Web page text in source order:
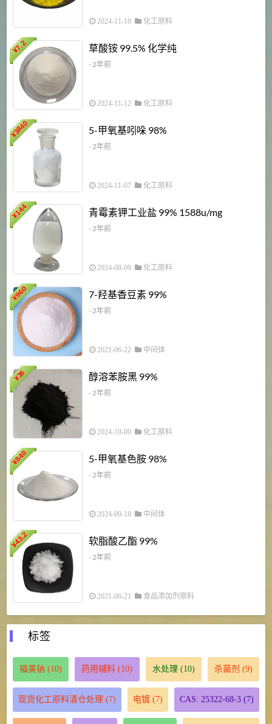
2024-11-18 化工原料
¥
7.2 草酸铵 99.5% 化学纯
- 2年前
2024-11-12 化工原料
¥
3840 5-甲氧基吲哚 98%
- 2年前
2024-11-07 化工原料
¥
144 青霉素钾工业盐 99% 1588u/mg
- 2年前
2024-08-09 化工原料
¥
960 7-羟基香豆素 99%
- 2年前
2021-06-22 中间体
¥
36 醇溶苯胺黑 99%
- 2年前
2024-10-09 化工原料
¥
840 5-甲氧基色胺 98%
- 2年前
2024-09-18 中间体
¥
43.2 软脂酸乙酯 99%
- 2年前
2021-06-21 食品添加剂原料
标签
福美钠 (10) 药用辅料 (10) 水处理 (10) 杀菌剂 (9)
现货化工原料清仓处理 (7) 电镀 (7) CAS: 25322-68-3 (7)